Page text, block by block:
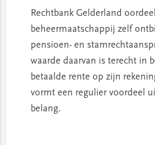
Rechtbank Gelderland
beheermaatschappij zelf
pensioen- en
waarde daarvan is terecht in
betaalde rente op zijn
vormt een regulier voordeel
belang.